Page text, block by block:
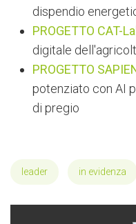
dispendio
PROGETTO CAT-
digitale
PROGETTO
potenziato con AI
di pregio
leader in evidenza